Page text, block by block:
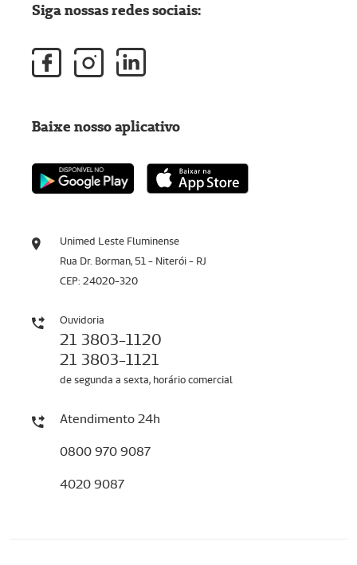
Unimed Leste Fluminense
Rua Dr. Borman, 51 - Niterói - RJ
CEP: 24020-320
Ouvidoria
21 3803-1120
21 3803-1121
de segunda a sexta, horário comercial
Atendimento 24h
0800 970 9087
4020 9087
Siga nossas redes sociais:
Baixe nosso aplicativo